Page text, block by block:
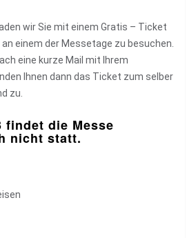
wir Sie mit einem Gratis – Ticket
einem der Messetage zu besuchen.
eine kurze Mail mit Ihrem
Ihnen dann das Ticket zum selber
zu.
findet die Messe
nicht statt.